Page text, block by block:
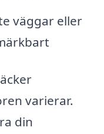
väggar eller
varierar.
din